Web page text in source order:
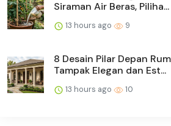
Siraman Air Beras, Piliha...
13 hours ago 9
8 Desain Pilar Depan
Tampak Elegan dan Est...
13 hours ago 10